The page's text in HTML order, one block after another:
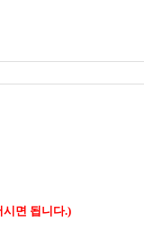
면 됩니다.)